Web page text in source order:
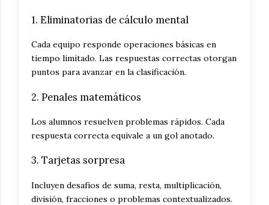
1. Eliminatorias de cálculo mental
Cada equipo responde operaciones básicas en
tiempo limitado. Las respuestas correctas otorgan
puntos para avanzar en la clasificación.
2. Penales matemáticos
Los alumnos resuelven problemas rápidos. Cada
respuesta correcta equivale a un gol anotado.
3. Tarjetas sorpresa
Incluyen desafíos de suma, resta, multiplicación,
división, fracciones o problemas contextualizados.